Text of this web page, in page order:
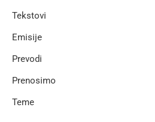
Tekstovi
Emisije
Prevodi
Prenosimo
Teme